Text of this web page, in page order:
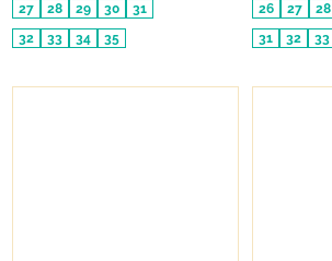
27
28 29 30
31
32
33 34 35
26
27 28
31
32 33